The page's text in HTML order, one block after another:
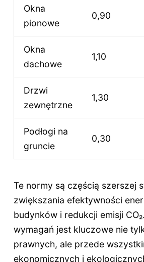
Okna
pionowe
0,90
Okna
dachowe
1,10
Drzwi
zewnętrzne
1,30
Podłogi na
gruncie
0,30
Te normy są częścią szerszej
zwiększania efektywności
budynków i redukcji emisji
wymagań jest kluczowe nie
prawnych, ale przede
ekonomicznych i